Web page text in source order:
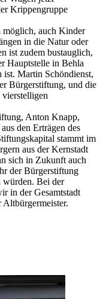
Krippengruppe
möglich, auch Kinder
in die Natur oder
ist zudem bustauglich,
Hauptstelle in Behla
Martin Schöndienst,
Bürgerstiftung, und die
Anton Knapp,
den Erträgen des
stammt im
aus der Kernstadt
sich in ‎Zukunft auch
der Bürgerstiftung
würden. Bei der
in der Gesamtstadt
Altbürgermeister.‎